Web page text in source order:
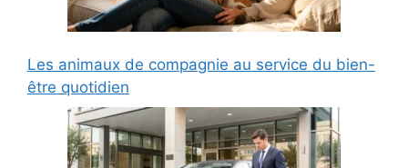
Les animaux de compagnie au service du bien-
être quotidien